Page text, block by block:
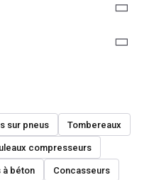
sur pneus Tombereaux
compresseurs
à béton Concasseurs